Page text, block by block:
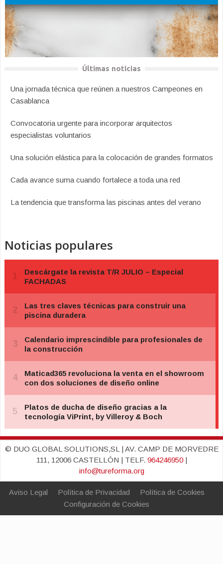
Últimas noticias
Una jornada técnica que reúnen a nuestros Campeones en
Casablanca
Convocatoria urgente para incorporar arquitectos
especialistas voluntarios
Una solución elástica para la colocación de grandes formatos
Cada avance suma cuando fortalece a toda una red
La tendencia que transforma las piscinas antes del verano
Noticias populares
© DUO GLOBAL SOLUTIONS,SL | AV. CAMP DE MORVEDRE
111, 12006 CASTELLÓN | TELF. 964246950|
info@tureforma.org
Aviso Legal Política de Privacidad
Política de Cookies
Configuración de Cookies